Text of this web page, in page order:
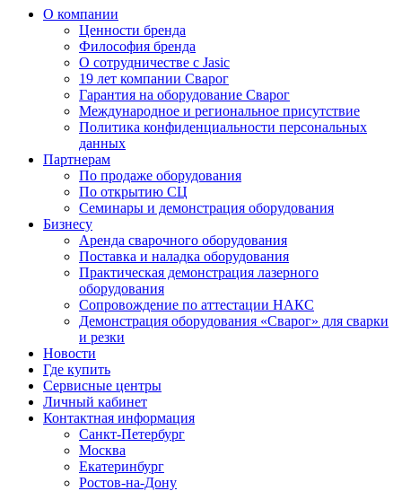
О компании
Ценности бренда
Философия бренда
О сотрудничестве с Jasic
19 лет компании Сварог
Гарантия на оборудование Сварог
Международное и региональное присутствие
Политика конфиденциальности персональных
данных
Партнерам
По продаже оборудования
По открытию СЦ
Семинары и демонстрация оборудования
Бизнесу
Аренда сварочного оборудования
Поставка и наладка оборудования
Практическая демонстрация лазерного
оборудования
Сопровождение по аттестации НАКС
Демонстрация оборудования «Сварог» для сварки
и резки
Новости
Где купить
Сервисные центры
Личный кабинет
Контактная информация
Санкт-Петербург
Москва
Екатеринбург
Ростов-на-Дону